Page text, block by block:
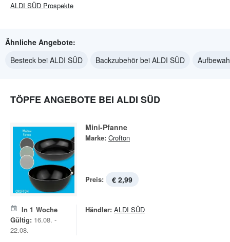
ALDI SÜD Prospekte
Ähnliche Angebote:
Besteck bei ALDI SÜD
Backzubehör bei ALDI SÜD
TÖPFE ANGEBOTE BEI ALDI SÜD
Mini-Pfanne
Marke: Crofton
Preis: € 2,99
In 1 Woche
Gültig: 16.08. -
22.08.
Händler: ALDI SÜD